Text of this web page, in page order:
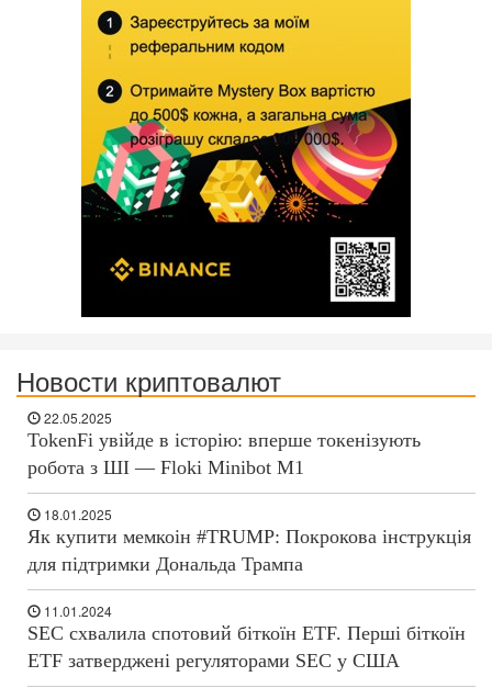
Новости криптовалют
22.05.2025
TokenFi увійде в історію: вперше токенізують
робота з ШІ — Floki Minibot M1
18.01.2025
Як купити мемкоін #TRUMP: Покрокова інструкція
для підтримки Дональда Трампа
11.01.2024
SEC схвалила спотовий біткоїн ETF. Перші біткоїн
ETF затверджені регуляторами SEC у США